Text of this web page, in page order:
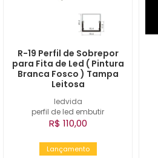
ledvida
perfil de led embutir
R-19 Perfil de Sobrepor
para Fita de Led ( Pintura
Branca Fosco ) Tampa
Leitosa
R$ 110,00
Lançamento